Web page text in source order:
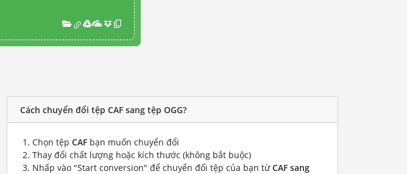
Cách chuyển đổi tệp CAF sang tệp OGG?
Chọn tệp CAF bạn muốn chuyển đổi
Thay đổi chất lượng hoặc kích thước (không bắt buộc)
Nhấp vào "Start conversion" để chuyển đổi tệp của bạn từCAF sang